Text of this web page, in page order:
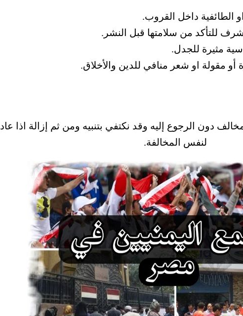
الطائفية داخل القروب.
للتأكد من سلامتها قبل النشر.
مثيرة للجدل.
أو مقولة او شعر منافي للدين والأخلاق.
دون الرجوع إليه وقد نكتفي بتنبيه ومن ثم إزالة اذا عاد
لنفس المخالفة.